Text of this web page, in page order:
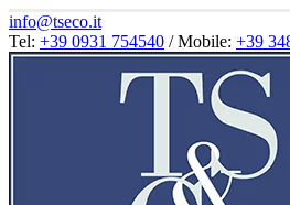
info@tseco.it
Tel: +39 0931 754540 / Mobile: +39